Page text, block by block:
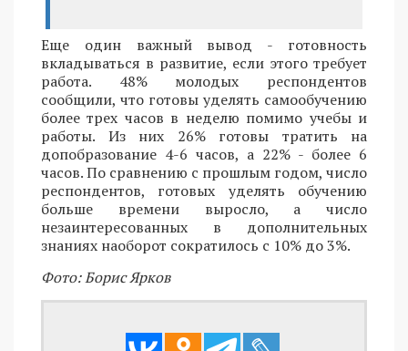
Еще один важный вывод - готовность
вкладываться в развитие, если этого требует
работа. 48% молодых респондентов
сообщили, что готовы уделять самообучению
более трех часов в неделю помимо учебы и
работы. Из них 26% готовы тратить на
допобразование 4-6 часов, а 22% - более 6
часов. По сравнению с прошлым годом, число
респондентов, готовых уделять обучению
больше времени выросло, а число
незаинтересованных в дополнительных
знаниях наоборот сократилось с 10% до 3%.
Фото: Борис Ярков